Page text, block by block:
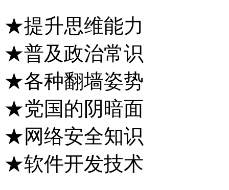
★提升思维能力
★普及政治常识
★各种翻墙姿势
★党国的阴暗面
★网络安全知识
★软件开发技术